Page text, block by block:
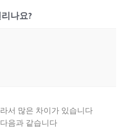
나요?
서 많은 차이가 있습니다
음과 같습니다